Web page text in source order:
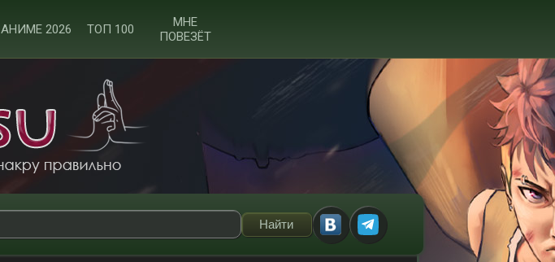
АНИМЕ 2026 ТОП 100
МНЕ
ПОВЕЗЁТ